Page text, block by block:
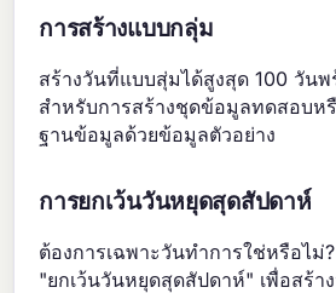
การสร้างแบบกลุ่ม
สร้างวันที่แบบสุ่มได้สูงสุด 100 วันพ
สำหรับการสร้างชุดข้อมูลทดสอบห
ฐานข้อมูลด้วยข้อมูลตัวอย่าง
การยกเว้นวันหยุดสุดสัปดาห์
ต้องการเฉพาะวันทำการใช่หรือไม่
"ยกเว้นวันหยุดสุดสัปดาห์" เพื่อสร้า